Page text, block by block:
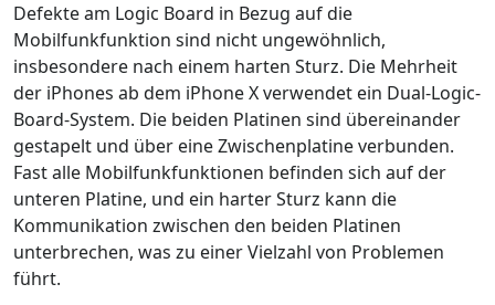
Defekte am Logic Board in Bezug auf die
Mobilfunkfunktion sind nicht ungewöhnlich,
insbesondere nach einem harten Sturz. Die Mehrheit
der iPhones ab dem iPhone X verwendet ein Dual-Logic-
Board-System. Die beiden Platinen sind übereinander
gestapelt und über eine Zwischenplatine verbunden.
Fast alle Mobilfunkfunktionen befinden sich auf der
unteren Platine, und ein harter Sturz kann die
Kommunikation zwischen den beiden Platinen
unterbrechen, was zu einer Vielzahl von Problemen
führt.